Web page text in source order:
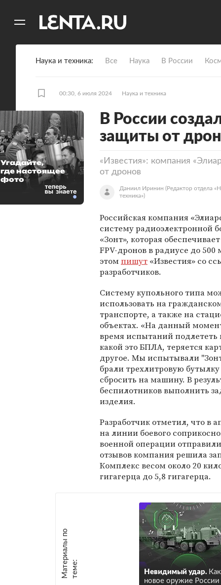
Наука и техника Все Наука В России
00:30, 6 июля 2024 Наука и техника
В России
защиты от
«Известия»: компания
от дронов
Даниил Иринин (Редактор отдела
техника»)
Российская компания
систему радиоэлектронной
«Зонт», которая
FPV-дронов в радиусе до 500
этомпишут «Известия» со
разработчиков.
Систему купольного типа
использовать на
транспорте, а также на
объектах. «На данный
время испытаний подлететь
какой это БПЛА, теряется
другое. Мы испытывали
брали трехлитровую
сбросить на машину. В
беспилотников выполнить
изделия.
Разработчик отметил, что в
на линии боевого
военной операции
отзывов компания решила
Комплекс весом около 20
гигагерца до 5,8 гигагерца.
М
а
т е
р
и
а
л
ы
п
о
т
е
м
е : Невидимый удар. Как
новое оружие России
Угадайте,
где настоящее
фото